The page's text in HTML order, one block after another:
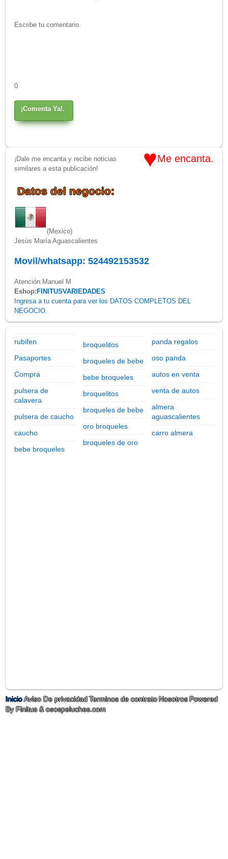
0
¡Comenta Ya!.
♥Me encanta.
¡Dale me encanta y recibe noticias
similares a esta publicación!
Datos del negocio:
(Mexico)
Jesús María Aguascalientes
Movil/whatsapp: 524492153532
Atención:Manuel M
Eshop:FINITUSVARIEDADES
Ingresa a tu cuenta para ver los DATOS COMPLETOS DEL
NEGOCIO.
rubifen
Pasaportes
Compra
pulsera de
calavera
pulsera de caucho
caucho
bebe broqueles
broquelitos
broqueles de bebe
bebe broqueles
broquelitos
broqueles de bebe
oro broqueles
broqueles de oro
panda regalos
oso panda
autos en venta
venta de autos
almera
aguascalientes
carro almera
InicioAviso De privacidad Terminos de contratoNosotrosPowered
By Finitus & osospeluches.com